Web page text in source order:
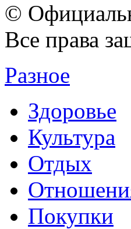
©
Все права
Разное
Здоровье
Культура
Отдых
Покупки